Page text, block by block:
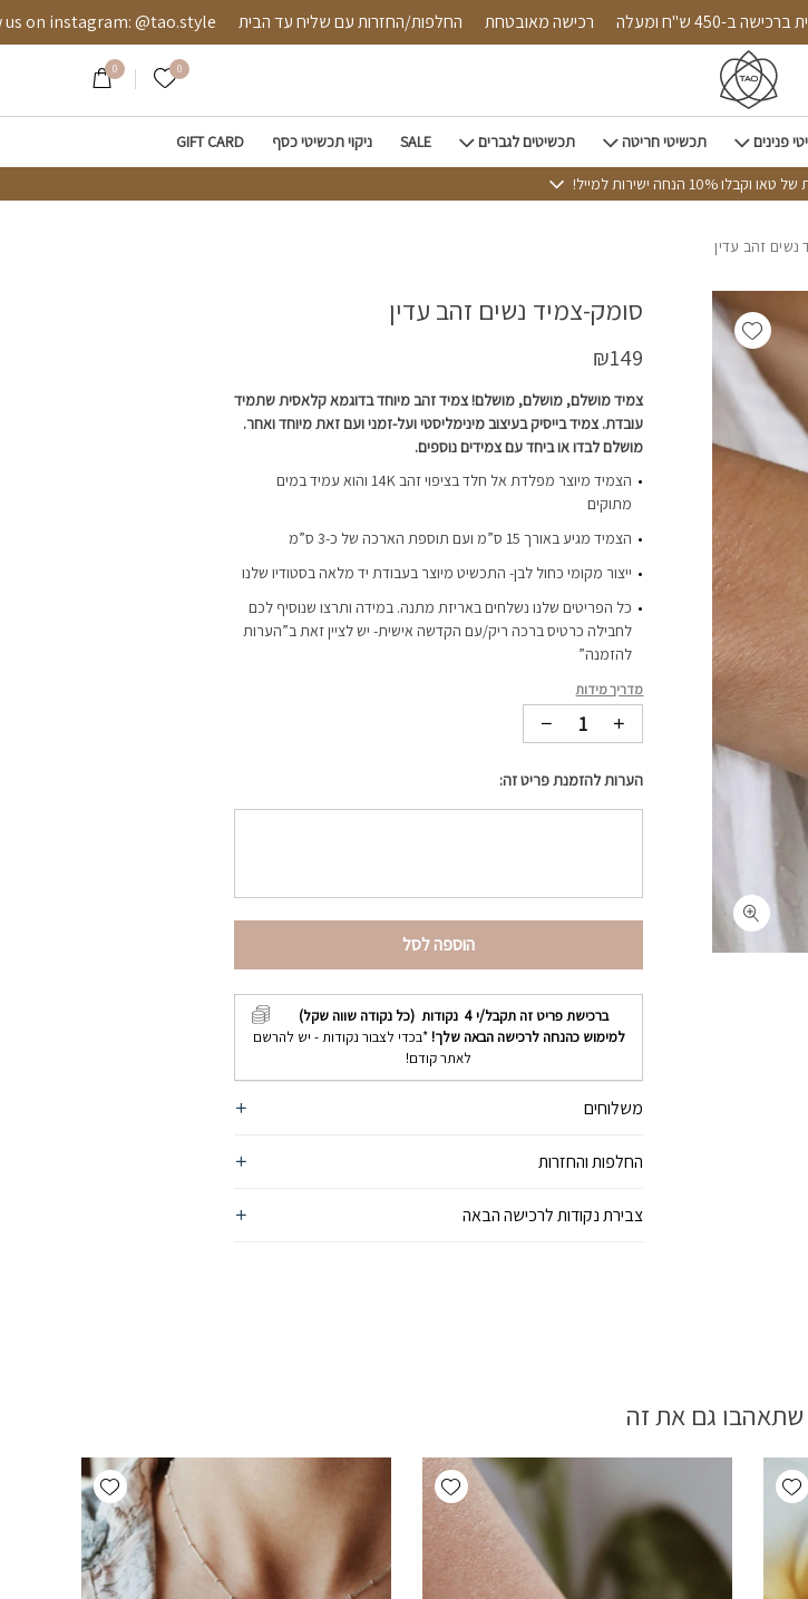
ברכישה ב-450 ש"ח ומעלה רכישה מאובטחת החלפות/החזרות עם שליח עד הבית instagram: @tao.style
0 הרשימה שלי
0
פנינים תכשיטי חריטה תכשיטים לגברים SALE ניקוי תכשיטי כסף GIFT CARD
הנחה ישירות למייל!
זהב עדין
סומק-צמיד נשים זהב עדין
₪149
צמיד מושלם, מושלם, מושלם! צמיד זהב מיוחד בדוגמא קלאסית שתמיד
עובדת. צמיד בייסיק בעיצוב מינימליסטי ועל-זמני ועם זאת מיוחד ואחר.
מושלם לבדו או ביחד עם צמידים נוספים.
הצמיד מיוצר מפלדת אל חלד בציפוי זהב 14K והוא עמיד במים
מתוקים
הצמיד מגיע באורך 15 ס”מ ועם תוספת הארכה של כ-3 ס”מ
ייצור מקומי כחול לבן- התכשיט מיוצר בעבודת יד מלאה בסטודיו שלנו
כל הפריטים שלנו נשלחים באריזת מתנה. במידה ותרצו שנוסיף לכם
לחבילה כרטיס ברכה ריק/עם הקדשה אישית- יש לציין זאת ב”הערות
להזמנה”
מדריך מידות
הערות להזמנת פריט זה:
הוספה לסל
ברכישת פריט זה תקבל/י4 נקודות (כל נקודה שווה שקל)
למימוש כהנחה לרכישה הבאה שלך! *בכדי לצבור נקודות - יש להרשם
לאתר קודם!
משלוחים
החלפות והחזרות
צבירת נקודות לרכישה הבאה
Add wishlist
שתאהבו גם את זה
Add wishlist
Add wishlist
Add wishlist